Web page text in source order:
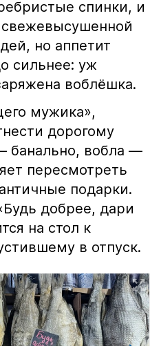
спинки, и
свежевысушенной
но аппетит
сильнее: уж
воблёшка.
мужика»,
дорогому
банально, вобла —
пересмотреть
подарки.
добрее, дари
на стол к
в отпуск.